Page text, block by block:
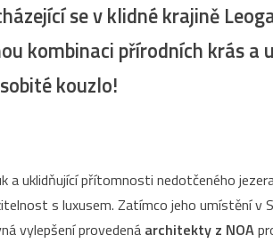
se v klidné krajině
kombinaci přírodních krás a
kouzlo!
a uklidňující přítomnosti nedotčeného
s luxusem. Zatímco jeho umístění v
vylepšení provedená architekty z NOA